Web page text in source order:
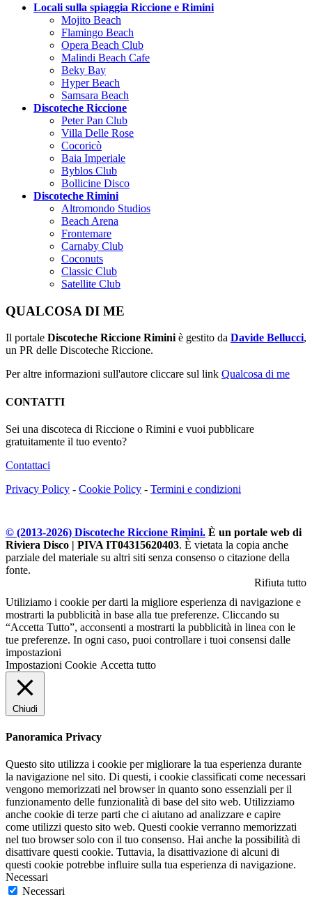
Locali sulla spiaggia Riccione e Rimini
Mojito Beach
Flamingo Beach
Opera Beach Club
Malindi Beach Cafe
Beky Bay
Hyper Beach
Samsara Beach
Discoteche Riccione
Peter Pan Club
Villa Delle Rose
Cocoricò
Baia Imperiale
Byblos Club
Bollicine Disco
Discoteche Rimini
Altromondo Studios
Beach Arena
Frontemare
Carnaby Club
Coconuts
Classic Club
Satellite Club
QUALCOSA DI ME
Il portale Discoteche Riccione Rimini è gestito da Davide Bellucci,
un PR delle Discoteche Riccione.
Per altre informazioni sull'autore cliccare sul link Qualcosa di me
CONTATTI
Sei una discoteca di Riccione o Rimini e vuoi pubblicare
gratuitamente il tuo evento?
Contattaci
Privacy Policy - Cookie Policy - Termini e condizioni
© (2013-2026) Discoteche Riccione Rimini. È un portale web di
Riviera Disco | PIVA IT04315620403. È vietata la copia anche
parziale del materiale su altri siti senza consenso o citazione della
fonte.
Rifiuta tutto
Utiliziamo i cookie per darti la migliore esperienza di navigazione e
mostrarti la pubblicità in base alla tue preferenze. Cliccando su
“Accetta Tutto”, acconsenti a mostrarti la pubblicità in linea con le
tue preferenze. In ogni caso, puoi controllare i tuoi consensi dalle
impostazioni
Impostazioni Cookie Accetta tutto
Chiudi
Panoramica Privacy
Questo sito utilizza i cookie per migliorare la tua esperienza durante
la navigazione nel sito. Di questi, i cookie classificati come necessari
vengono memorizzati nel browser in quanto sono essenziali per il
funzionamento delle funzionalità di base del sito web. Utilizziamo
anche cookie di terze parti che ci aiutano ad analizzare e capire
come utilizzi questo sito web. Questi cookie verranno memorizzati
nel tuo browser solo con il tuo consenso. Hai anche la possibilità di
disattivare questi cookie. Tuttavia, la disattivazione di alcuni di
questi cookie potrebbe influire sulla tua esperienza di navigazione.
Necessari
Necessari